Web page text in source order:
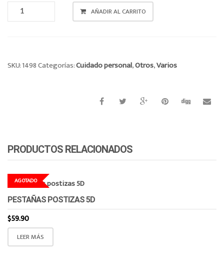
PINZA
PARA
CANTIDAD
AÑADIR AL CARRITO
SKU:1498Categorías:Cuidado personal,Otros,Varios
PRODUCTOS RELACIONADOS
AGOTADO
PESTAÑAS POSTIZAS 5D
$59.90
LEER MÁS